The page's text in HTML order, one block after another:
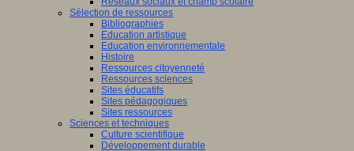
Sélection de ressources
Bibliographies
Education artistique
Education environnementale
Histoire
Ressources citoyenneté
Ressources sciences
Sites éducatifs
Sites pédagogiques
Sites ressources
Sciences et techniques
Culture scientifique
Développement durable